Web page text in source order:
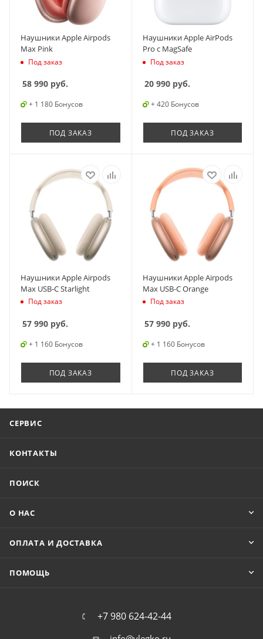
Наушники Apple Airpods
Max Pink
Под заказ
58 990 руб.
+ 1 180 Бонусов
ПОД ЗАКАЗ
Наушники Apple AirPods
Pro с MagSafe
Под заказ
20 990руб.
+ 420 Бонусов
ПОД ЗАКАЗ
Наушники Apple Airpods
Max USB-C Starlight
Под заказ
57 990 руб.
+ 1 160 Бонусов
ПОД ЗАКАЗ
Наушники Apple Airpods
Max USB-C Orange
Под заказ
57 990руб.
+ 1 160 Бонусов
ПОД ЗАКАЗ
СЕРВИС
КОНТАКТЫ
ПОИСК
О НАС
ОПЛАТА И ДОСТАВКА
ПОМОЩЬ
+7 980 624-42-44